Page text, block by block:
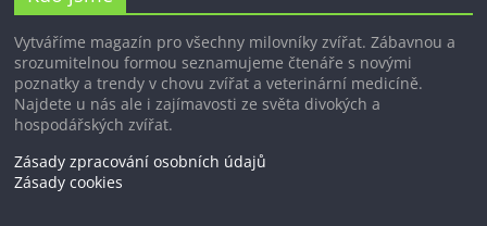
Vytváříme magazín pro všechny milovníky zvířat. Zábavnou a
srozumitelnou formou seznamujeme čtenáře s novými
poznatky a trendy v chovu zvířat a veterinární medicíně.
Najdete u nás ale i zajímavosti ze světa divokých a
hospodářských zvířat.
Zásady zpracování osobních údajů
Zásady cookies